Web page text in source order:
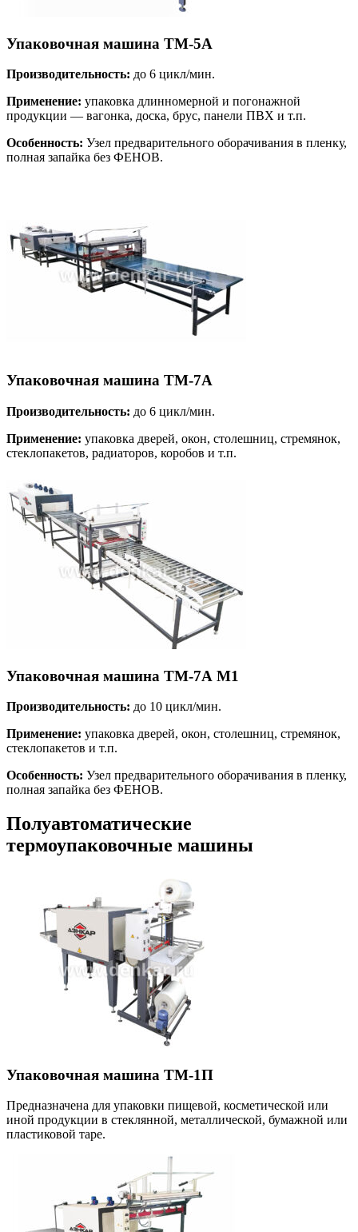
Упаковочная машина ТМ-5А
Производительность: до 6 цикл/мин.
Применение: упаковка длинномерной и погонажной
продукции — вагонка, доска, брус, панели ПВХ и т.п.
Особенность: Узел предварительного оборачивания в пленку,
полная запайка без ФЕНОВ.
Упаковочная машина ТМ-7А
Производительность: до 6 цикл/мин.
Применение: упаковка дверей, окон, столешниц, стремянок,
стеклопакетов, радиаторов, коробов и т.п.
Упаковочная машина ТМ-7А М1
Производительность: до 10 цикл/мин.
Применение: упаковка дверей, окон, столешниц, стремянок,
стеклопакетов и т.п.
Особенность: Узел предварительного оборачивания в пленку,
полная запайка без ФЕНОВ.
Полуавтоматические
термоупаковочные машины
Упаковочная машина ТМ-1П
Предназначена для упаковки пищевой, косметической или
иной продукции в стеклянной, металлической, бумажной или
пластиковой таре.